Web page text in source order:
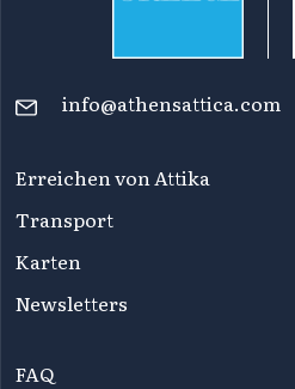
info@athensattica.com
Erreichen von Attika
Transport
Karten
Newsletters
FAQ